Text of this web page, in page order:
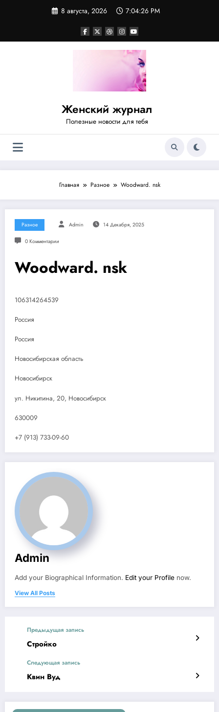
8 августа, 2026 7:04:26 PM
Женский журнал
Полезные новости для тебя
Главная Разное Woodward. nsk
Разное Admin 14 Декабря, 2025
0 Комментарии
Woodward. nsk
106314264539
Россия
Россия
Новосибирская область
Новосибирск
ул. Никитина, 20, Новосибирск
630009
+7 (913) 733-09-60
Admin
Add your Biographical Information. Edit your Profile now.
View All Posts
Предыдущая запись
Стройко
Следующая запись
Квин Вуд